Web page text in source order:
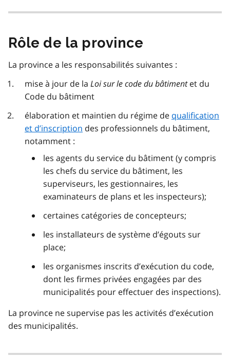
Rôle de la province
La province a les responsabilités suivantes :
mise à jour de la Loi sur le code du bâtimentet du
Code du bâtiment
élaboration et maintien du régime de qualification
et d’inscription des professionnels du bâtiment,
notamment :
les agents du service du bâtiment (y compris
les chefs du service du bâtiment, les
superviseurs, les gestionnaires, les
examinateurs de plans et les inspecteurs);
certaines catégories de concepteurs;
les installateurs de système d’égouts sur
place;
les organismes inscrits d’exécution du code,
dont les firmes privées engagées par des
municipalités pour effectuer des inspections).
La province ne supervise pas les activités d’exécution
des municipalités.